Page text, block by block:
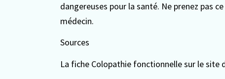
dangereuses pour la santé. Ne prenez pas
médecin.
Sources
La fiche Colopathie fonctionnelle sur le site